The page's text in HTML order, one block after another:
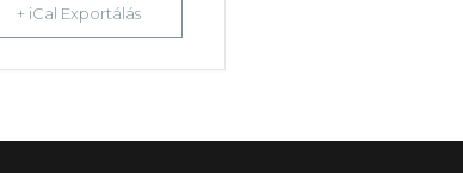
+ iCal Exportálás